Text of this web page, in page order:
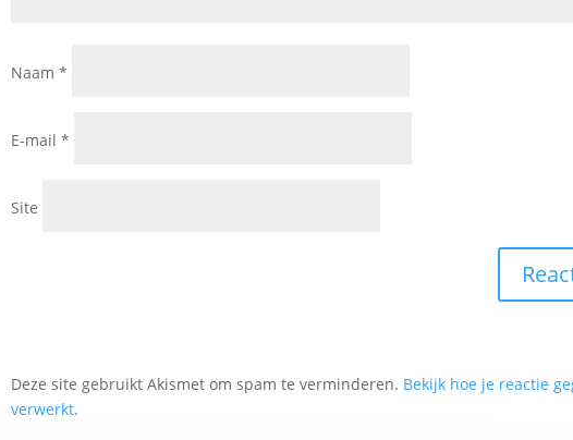
Naam*
E-mail*
Site
Deze site gebruikt Akismet om spam te verminderen. Bekijk hoe je reactie
verwerkt.